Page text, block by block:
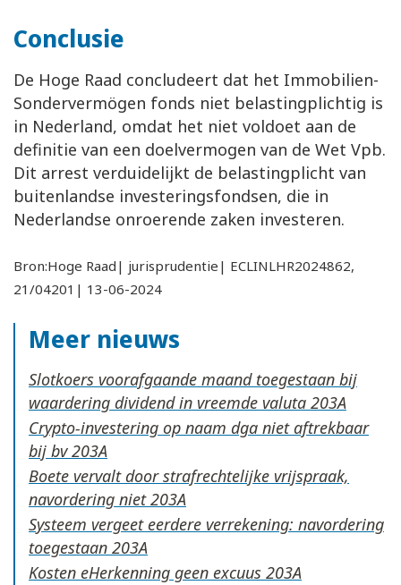
Conclusie
De Hoge Raad concludeert dat het Immobilien-
Sondervermögen fonds niet belastingplichtig is
in Nederland, omdat het niet voldoet aan de
definitie van een doelvermogen van de Wet Vpb.
Dit arrest verduidelijkt de belastingplicht van
buitenlandse investeringsfondsen, die in
Nederlandse onroerende zaken investeren.
Bron:Hoge Raad| jurisprudentie| ECLINLHR2024862,
21/04201| 13-06-2024
Meer nieuws
Slotkoers voorafgaande maand toegestaan bij
waardering dividend in vreemde valuta
Crypto-investering op naam dga niet aftrekbaar
bij bv
Boete vervalt door strafrechtelijke vrijspraak,
navordering niet
Systeem vergeet eerdere verrekening: navordering
toegestaan
Kosten eHerkenning geen excuus